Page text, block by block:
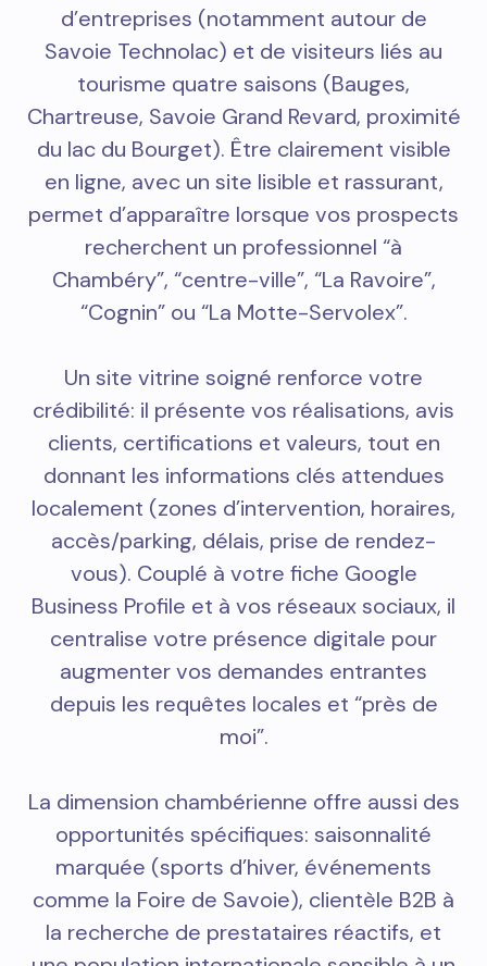
d’entreprises (notamment autour de
Savoie Technolac) et de visiteurs liés au
tourisme quatre saisons (Bauges,
Chartreuse, Savoie Grand Revard, proximité
du lac du Bourget). Être clairement visible
en ligne, avec un site lisible et rassurant,
permet d’apparaître lorsque vos prospects
recherchent un professionnel “à
Chambéry”, “centre-ville”, “La Ravoire”,
“Cognin” ou “La Motte-Servolex”.
Un site vitrine soigné renforce votre
crédibilité: il présente vos réalisations, avis
clients, certifications et valeurs, tout en
donnant les informations clés attendues
localement (zones d’intervention, horaires,
accès/parking, délais, prise de rendez-
vous). Couplé à votre fiche Google
Business Profile et à vos réseaux sociaux, il
centralise votre présence digitale pour
augmenter vos demandes entrantes
depuis les requêtes locales et “près de
moi”.
La dimension chambérienne offre aussi des
opportunités spécifiques: saisonnalité
marquée (sports d’hiver, événements
comme la Foire de Savoie), clientèle B2B à
la recherche de prestataires réactifs, et